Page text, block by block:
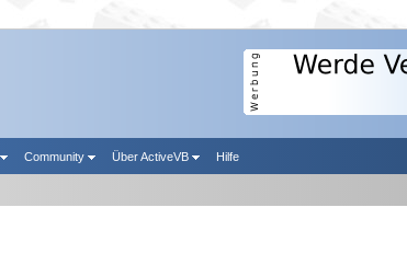
Community Über ActiveVB Hilfe